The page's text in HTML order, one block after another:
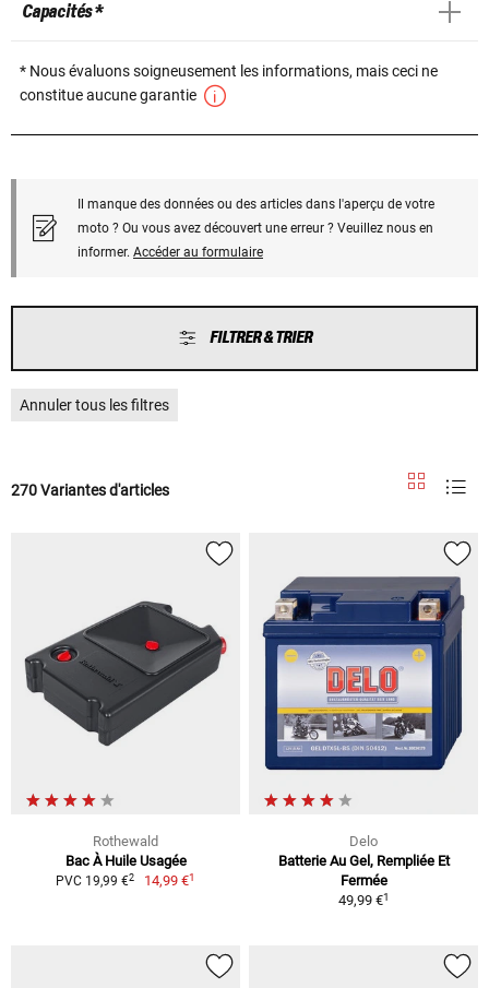
Capacités *
* Nous évaluons soigneusement les informations, mais ceci ne
constitue aucune garantie
Il manque des données ou des articles dans l'aperçu de votre
moto ? Ou vous avez découvert une erreur ? Veuillez nous en
informer. Accéder au formulaire
FILTRER & TRIER
Annuler tous les filtres
270 Variantes d'articles
Rothewald
Bac À Huile Usagée
PVC 19,99 €2 14,99 €1
Delo
Batterie Au Gel, Rempliée Et
Fermée
49,99 €1